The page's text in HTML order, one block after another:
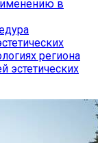
в
региона
эстетических